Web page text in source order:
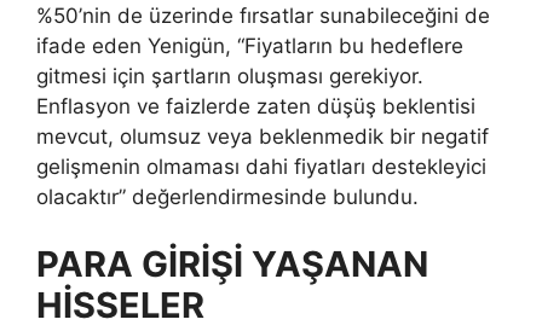
%50’nin de üzerinde fırsatlar sunabileceğini de
ifade eden Yenigün, “Fiyatların bu hedeflere
gitmesi için şartların oluşması gerekiyor.
Enflasyon ve faizlerde zaten düşüş beklentisi
mevcut, olumsuz veya beklenmedik bir negatif
gelişmenin olmaması dahi fiyatları destekleyici
olacaktır” değerlendirmesinde bulundu.
PARA GİRİŞİ YAŞANAN
HİSSELER